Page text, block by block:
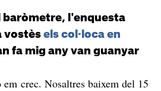
baròmetre, l'enquesta
vostès els col·loca en
fa mig any van guanyar
crec. Nosaltres baixem del 15